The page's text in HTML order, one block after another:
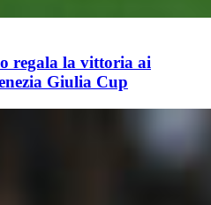
regala la vittoria ai
Giulia Cup